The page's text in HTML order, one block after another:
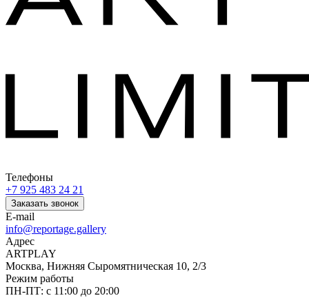
Телефоны
+7 925 483 24 21
Заказать звонок
E-mail
info@reportage.gallery
Адрес
ARTPLAY
Москва, Нижняя Сыромятническая 10, 2/3
Режим работы
ПН-ПТ: с 11:00 до 20:00